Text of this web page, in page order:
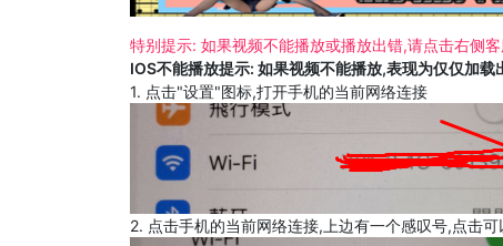
特别提示: 如果视频不能播放或播放出错,请点击右侧
IOS不能播放提示: 如果视频不能播放,表现为仅仅加
1. 点击"设置"图标,打开手机的当前网络连接
2. 点击手机的当前网络连接,上边有一个感叹号,点击